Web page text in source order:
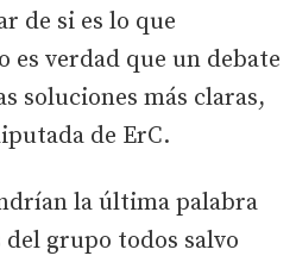
de si es lo que
es verdad que un debate
soluciones más claras,
de ErC.
la última palabra
grupo todos salvo